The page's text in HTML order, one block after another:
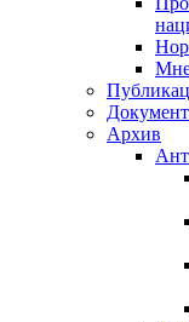
Архив